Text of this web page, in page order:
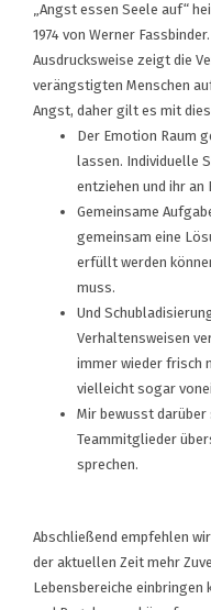
„Angst essen Seele auf“
1974 von Werner
Ausdrucksweise zeigt die
verängstigten Menschen
Angst, daher gilt es mit
Der Emotion Raum
lassen. Individuelle
entziehen und ihr an
Gemeinsame
gemeinsam eine
erfüllt werden
muss.
Und
Verhaltensweisen
immer wieder frisch
vielleicht sogar
Mir bewusst darüber
Teammitglieder
sprechen.
Abschließend empfehlen
der aktuellen Zeit mehr
Lebensbereiche